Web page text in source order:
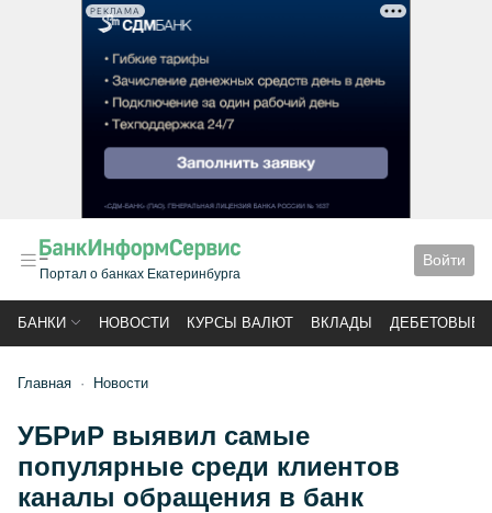
РЕКЛАМА
Портал о банках Екатеринбурга
Войти
БАНКИ НОВОСТИ КУРСЫ ВАЛЮТ ВКЛАДЫ ДЕБЕТОВЫЕ
Главная Новости
УБРиР выявил самые
популярные среди клиентов
каналы обращения в банк